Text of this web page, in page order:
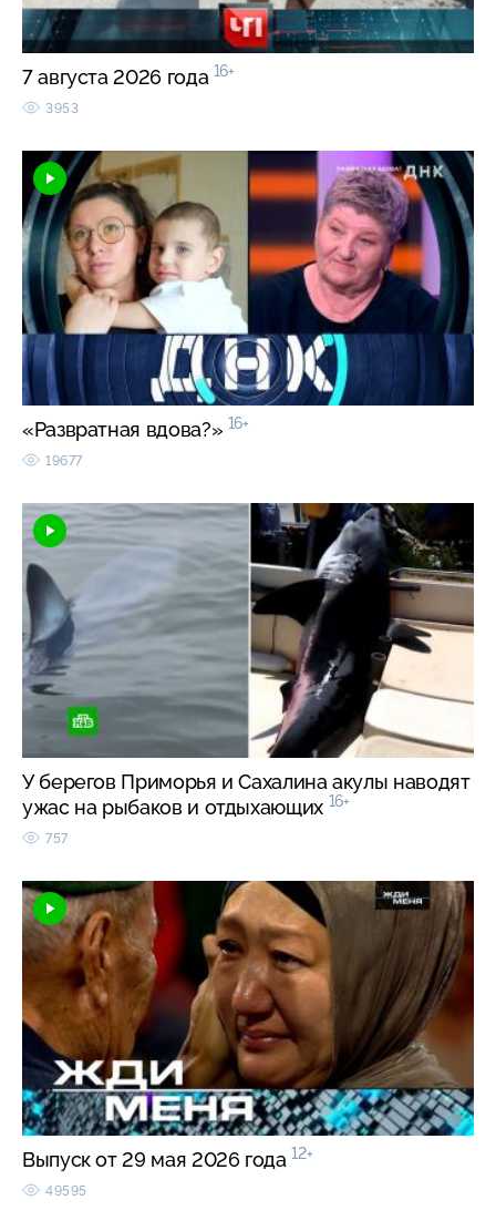
7 августа 2026 года 16+
3953
«Развратная вдова?» 16+
19677
У берегов Приморья и Сахалина акулы наводят
ужас на рыбаков и отдыхающих 16+
757
Выпуск от 29 мая 2026 года 12+
49595